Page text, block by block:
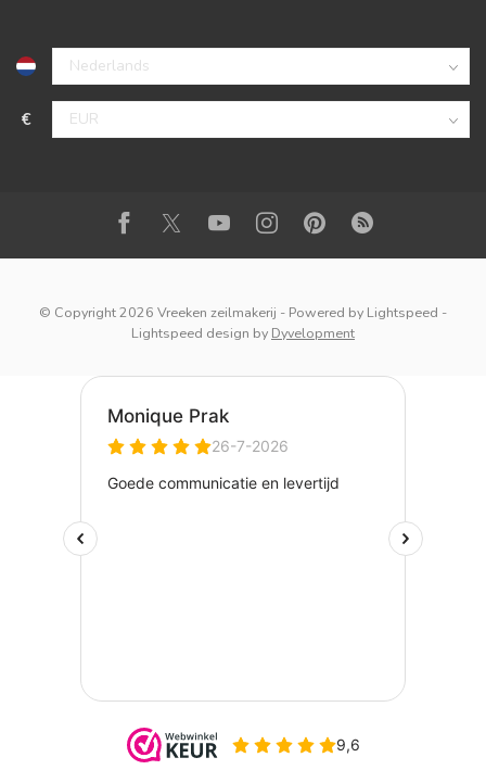
€
© Copyright 2026 Vreeken zeilmakerij - Powered by Lightspeed -
Lightspeed design by Dyvelopment